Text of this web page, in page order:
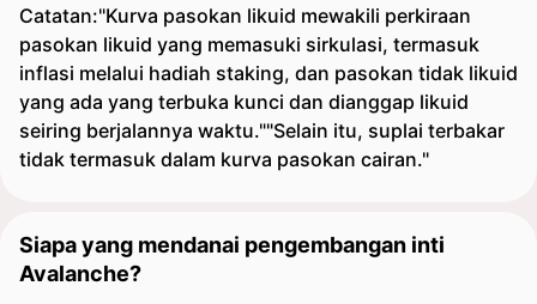
Catatan:"Kurva pasokan likuid mewakili perkiraan
pasokan likuid yang memasuki sirkulasi, termasuk
inflasi melalui hadiah staking, dan pasokan tidak likuid
yang ada yang terbuka kunci dan dianggap likuid
seiring berjalannya waktu.""Selain itu, suplai terbakar
tidak termasuk dalam kurva pasokan cairan."
Siapa yang mendanai pengembangan inti
Avalanche?